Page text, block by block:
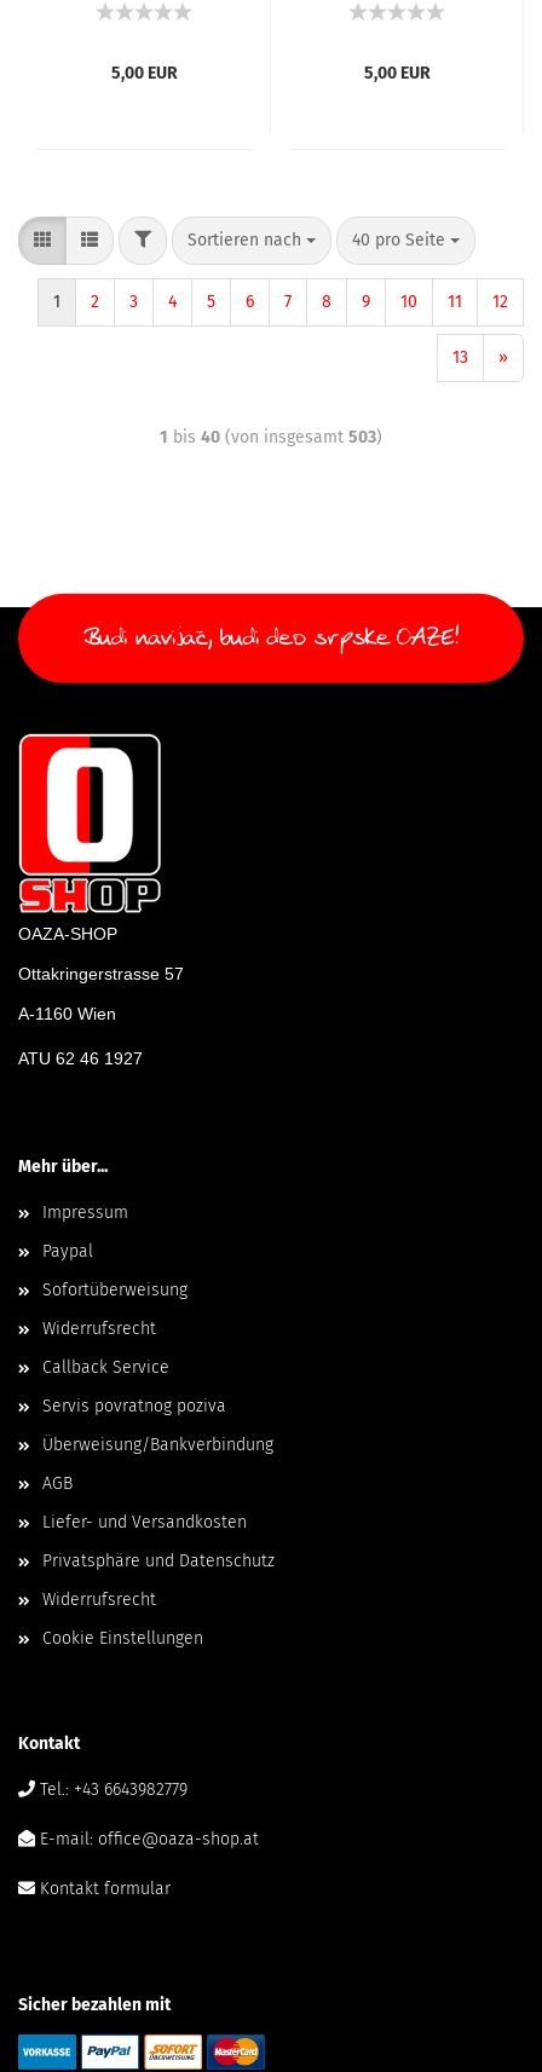
5,00 EUR 5,00 EUR
Sortieren nach 40 pro Seite
1 2 3 4 5 6 7 8 9 10 11 12
13 »
1 bis 40 (von insgesamt 503)
OAZA-SHOP
Ottakringerstrasse 57
A-1160 Wien
ATU 62 46 1927
Mehr über...
Impressum
Paypal
Sofortüberweisung
Widerrufsrecht
Callback Service
Servis povratnog poziva
Überweisung/Bankverbindung
AGB
Liefer- und Versandkosten
Privatsphäre und Datenschutz
Widerrufsrecht
Cookie Einstellungen
Kontakt
Tel.: +43 6643982779
E-mail: office@oaza-shop.at
Kontakt formular
Sicher bezahlen mit